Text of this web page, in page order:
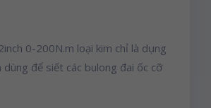
0-200N.m loại kim chỉ là dụng
dùng để siết các bulong đai ốc cỡ